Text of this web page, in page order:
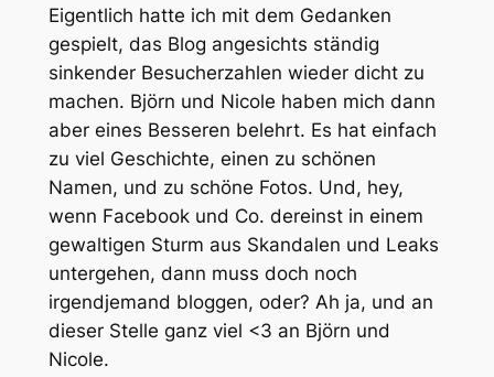
Eigentlich hatte ich mit dem Gedanken
gespielt, das Blog angesichts ständig
sinkender Besucherzahlen wieder dicht zu
machen. Björn und Nicole haben mich dann
aber eines Besseren belehrt. Es hat einfach
zu viel Geschichte, einen zu schönen
Namen, und zu schöne Fotos. Und, hey,
wenn Facebook und Co. dereinst in einem
gewaltigen Sturm aus Skandalen und Leaks
untergehen, dann muss doch noch
irgendjemand bloggen, oder? Ah ja, und an
dieser Stelle ganz viel <3 an Björn und
Nicole.